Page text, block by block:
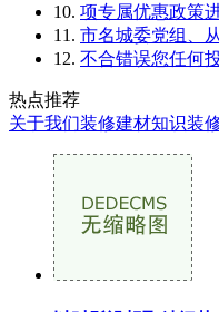
10. 项专属优惠政策
11. 市名城委党组、
12. 不合错误您任何
热点推荐
关于我们装修建材知识装